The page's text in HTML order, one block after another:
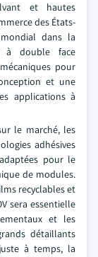
et hautes
des États-
dans la
à double face
pour
et une
applications à
le marché, les
adhésives
pour le
de modules.
recyclables et
sera essentielle
et les
détaillants
à temps, la